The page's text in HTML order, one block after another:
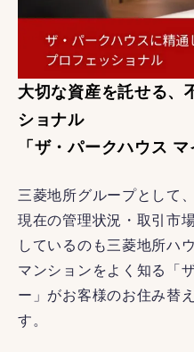
大切な資産を託せる、
ショナル
「ザ・パークハウス マ
三菱地所グループとして
現在の管理状況・取引市
しているのも三菱地所ハ
マンションをよく知る「
ー」がお客様のお住み替
す。